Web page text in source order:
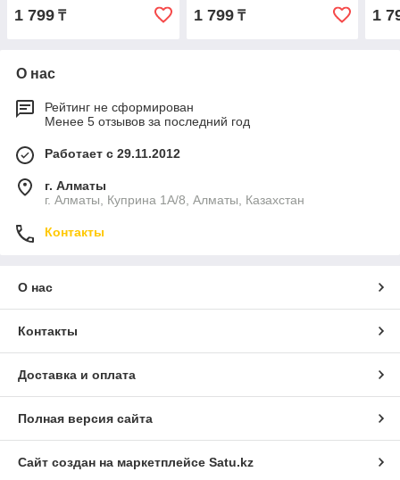
1 799 ₸ 1 799₸ 1
О нас
Рейтинг не сформирован
Менее 5 отзывов за последний год
Работает с 29.11.2012
г. Алматы
г. Алматы, Куприна 1А/8, Алматы, Казахстан
Контакты
О нас
Контакты
Доставка и оплата
Полная версия сайта
Сайт создан на маркетплейсе Satu.kz